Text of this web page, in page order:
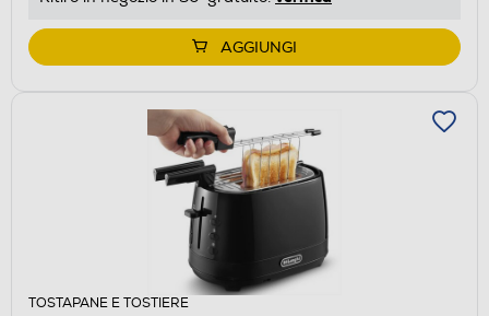
AGGIUNGI
TOSTAPANE E TOSTIERE